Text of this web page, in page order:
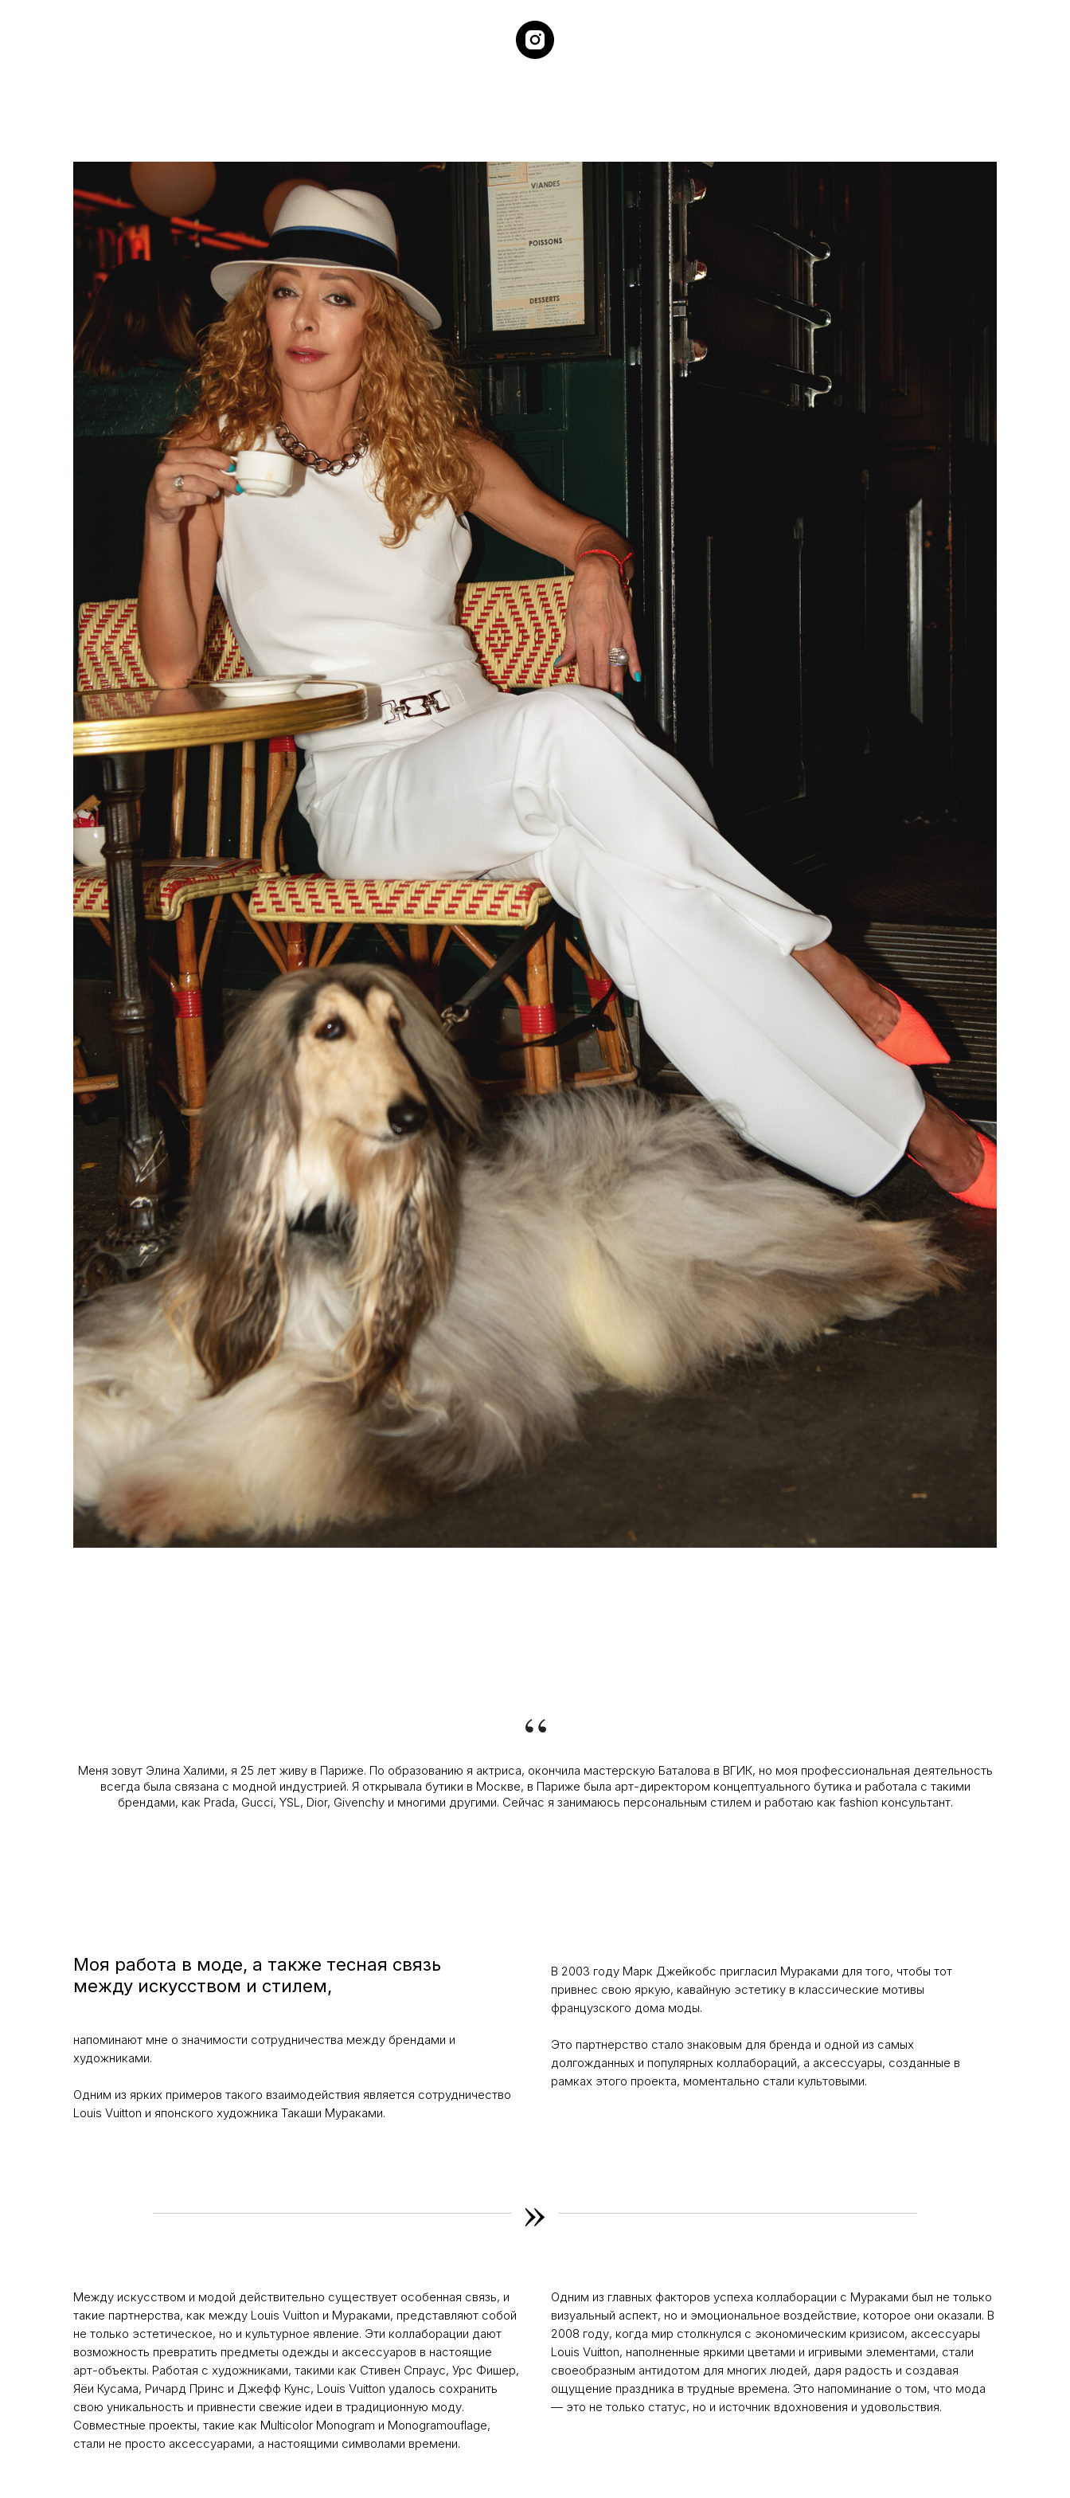
“
Меня зовут Элина Халими, я 25 лет живу в Париже. По образованию я актриса, окончила мастерскую Баталова в ВГИК, но моя профессиональная деятельность
всегда была связана с модной индустрией. Я открывала бутики в Москве, в Париже была арт-директором концептуального бутика и работала с такими
брендами, как Prada, Gucci, YSL, Dior, Givenchy и многими другими. Сейчас я занимаюсь персональным стилем и работаю как fashion консультант.
Моя работа в моде, а также тесная связь
между искусством и стилем,
напоминают мне о значимости сотрудничества между брендами и
художниками.
Одним из ярких примеров такого взаимодействия является сотрудничество
Louis Vuitton и японского художника Такаши Мураками.
В 2003 году Марк Джейкобс пригласил Мураками для того, чтобы тот
привнес свою яркую, кавайную эстетику в классические мотивы
французского дома моды.
Это партнерство стало знаковым для бренда и одной из самых
долгожданных и популярных коллабораций, а аксессуары, созданные в
рамках этого проекта, моментально стали культовыми.
»
Между искусством и модой действительно существует особенная связь, и
такие партнерства, как между Louis Vuitton и Мураками, представляют собой
не только эстетическое, но и культурное явление. Эти коллаборации дают
возможность превратить предметы одежды и аксессуаров в настоящие
арт-объекты. Работая с художниками, такими как Стивен Спраус, Урс Фишер,
Яёи Кусама, Ричард Принс и Джефф Кунс, Louis Vuitton удалось сохранить
свою уникальность и привнести свежие идеи в традиционную моду.
Совместные проекты, такие как Multicolor Monogram и Monogramouflage,
стали не просто аксессуарами, а настоящими символами времени.
Одним из главных факторов успеха коллаборации с Мураками был не только
визуальный аспект, но и эмоциональное воздействие, которое они оказали. В
2008 году, когда мир столкнулся с экономическим кризисом, аксессуары
Louis Vuitton, наполненные яркими цветами и игривыми элементами, стали
своеобразным антидотом для многих людей, даря радость и создавая
ощущение праздника в трудные времена. Это напоминание о том, что мода
— это не только статус, но и источник вдохновения и удовольствия.